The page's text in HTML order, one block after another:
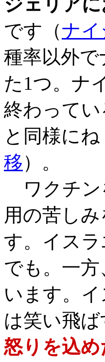
です（ナ
種率以外
た1つ。ナ
終わって
と同様にね
移）。
ワクチ
用の苦し
す。イス
でも 。一方
います。
は笑い飛
怒りを込